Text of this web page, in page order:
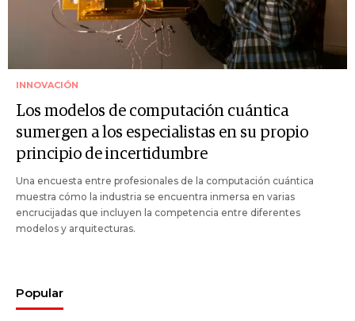
INNOVACIÓN
Los modelos de computación cuántica
sumergen a los especialistas en su propio
principio de incertidumbre
Una encuesta entre profesionales de la computación cuántica
muestra cómo la industria se encuentra inmersa en varias
encrucijadas que incluyen la competencia entre diferentes
modelos y arquitecturas.
Popular